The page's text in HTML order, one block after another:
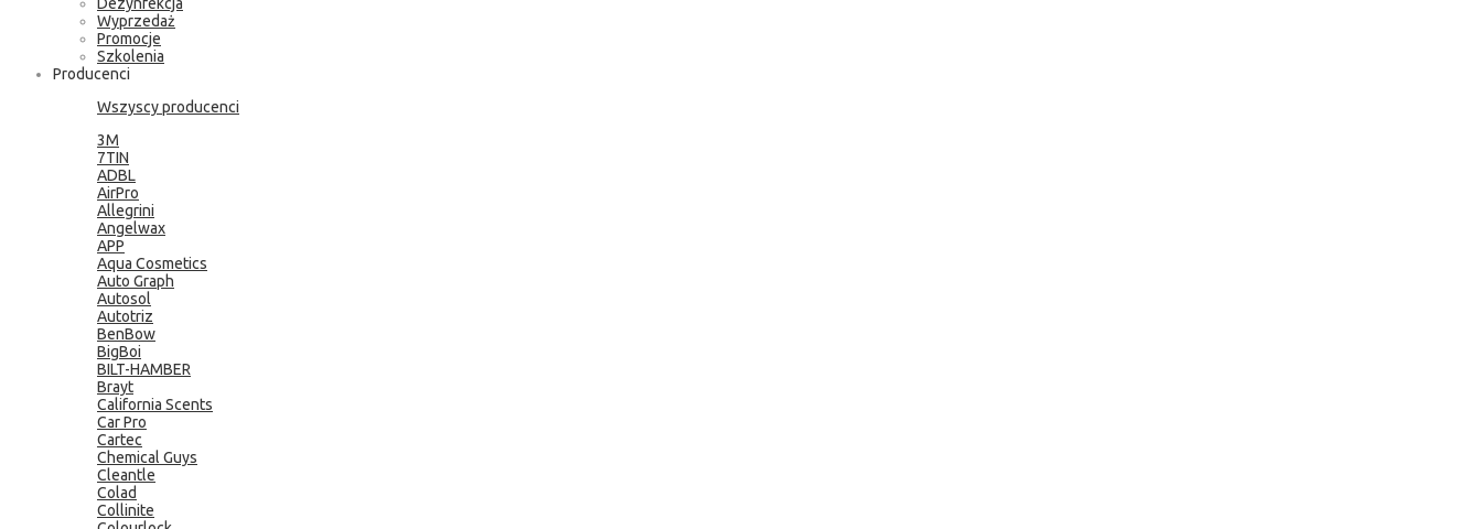
Wyprzedaż
Promocje
Szkolenia
Producenci
Wszyscy producenci
3M
7TIN
ADBL
AirPro
Allegrini
Angelwax
APP
Aqua Cosmetics
Auto Graph
Autosol
Autotriz
BenBow
BigBoi
BILT-HAMBER
Brayt
California Scents
Car Pro
Cartec
Chemical Guys
Cleantle
Colad
Collinite